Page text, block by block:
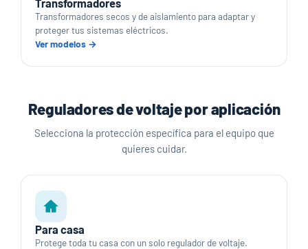
Transformadores secos y de aislamiento para adaptar y
proteger tus sistemas eléctricos.
Ver modelos →
Reguladores de voltaje por aplicación
Selecciona la protección específica para el equipo que
quieres cuidar.
Para casa
Protege toda tu casa con un solo regulador de voltaje.